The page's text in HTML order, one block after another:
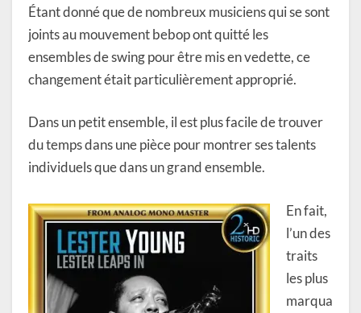
Étant donné que de nombreux musiciens qui se sont
joints au mouvement bebop ont quitté les
ensembles de swing pour être mis en vedette, ce
changement était particulièrement approprié.
Dans un petit ensemble, il est plus facile de trouver
du temps dans une pièce pour montrer ses talents
individuels que dans un grand ensemble.
En fait,
l’un des
traits
les plus
marqua